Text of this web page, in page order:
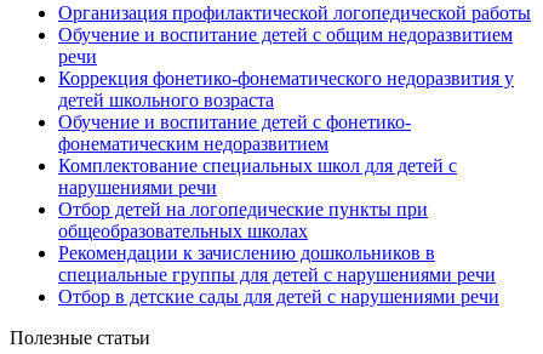
Организация профилактической логопедической работы
Обучение и воспитание детей с общим недоразвитием
речи
Коррекция фонетико-фонематического недоразвития у
детей школьного возраста
Обучение и воспитание детей с фонетико-
фонематическим недоразвитием
Комплектование специальных школ для детей с
нарушениями речи
Отбор детей на логопедические пункты при
общеобразовательных школах
Рекомендации к зачислению дошкольников в
специальные группы для детей с нарушениями речи
Отбор в детские сады для детей с нарушениями речи
Полезные статьи